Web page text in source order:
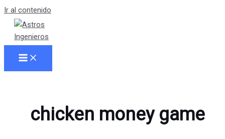
Ir al contenido
chicken money game